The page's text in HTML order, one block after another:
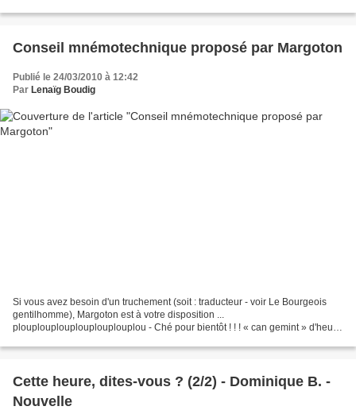
Conseil mnémotechnique proposé par Margoton
Publié le 24/03/2010 à 12:42
Par Lenaïg Boudig
Si vous avez besoin d'un truchement (soit : traducteur - voir Le Bourgeois
gentilhomme), Margoton est à votre disposition ...
plouplouplouplouplouplouplou - Ché pour bientôt ! ! ! « can gemint » d'heure
Cette heure, dites-vous ? (2/2) - Dominique B. -
Nouvelle